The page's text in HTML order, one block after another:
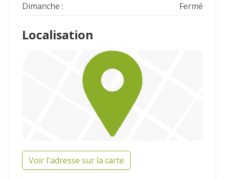
Dimanche :
Fermé
Localisation
Voir l'adresse sur la carte